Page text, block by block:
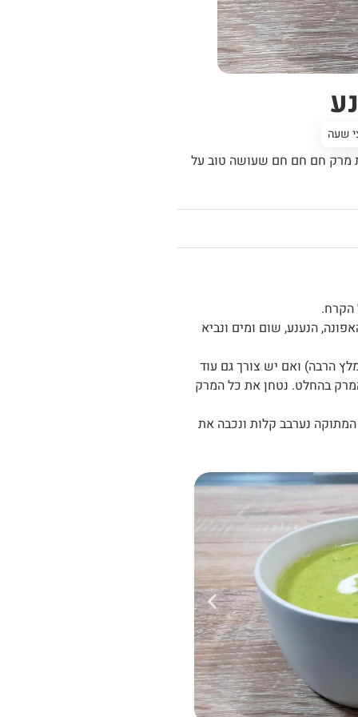
שעה
מרק חם חם חם שעושה טוב על
הקרח.
הנענע, שום ומים ונביא
הרבה) ואם יש צורך גם עוד
בהחלט. נטחן את כל המרק
המתוקה נערבב קלות ונכבה את